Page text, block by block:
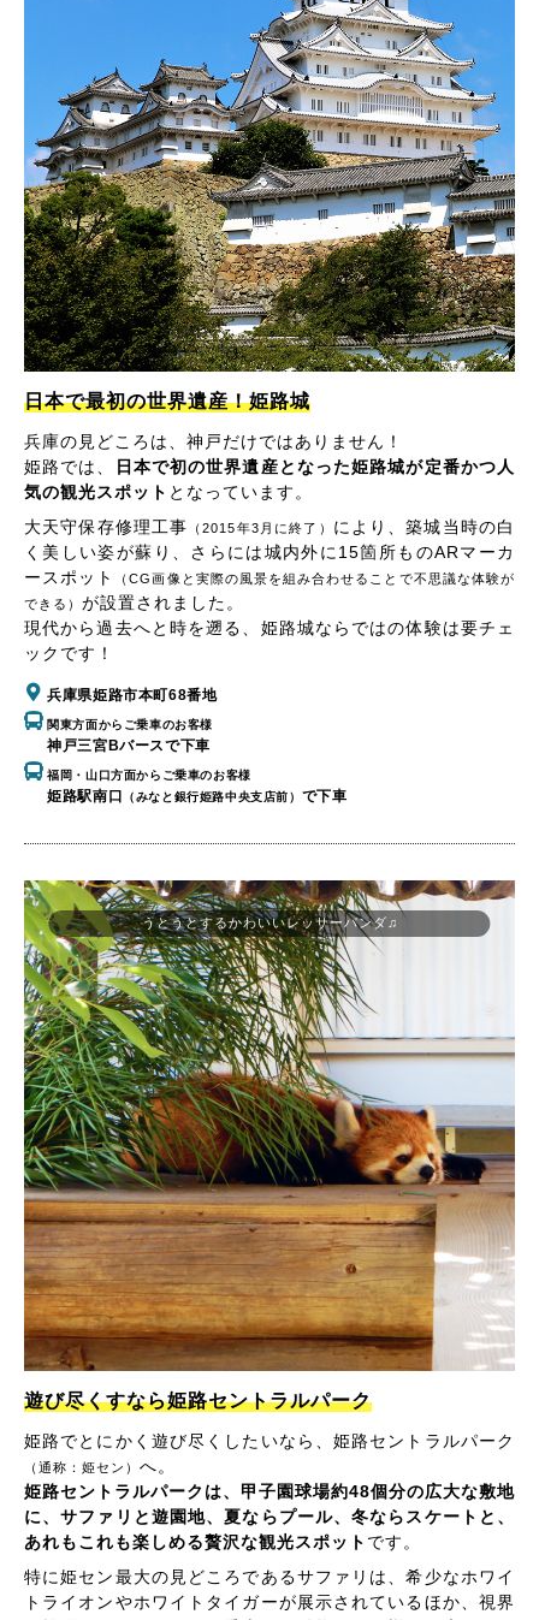
日本で最初の世界遺産！姫路城
兵庫の見どころは、神戸だけではありません！
姫路では、
日本で初の世界遺産となった姫路城が定番かつ人
気の観光スポット となっています。
大天守保存修理工事
（2015年3月に終了）
により、築城当時の白
く美しい姿が蘇り、さらには城内外に15箇所ものARマーカ
ースポット
（CG画像と実際の風景を組み合わせることで不思議な体験が
できる） が設置されました。
現代から過去へと時を遡る、姫路城ならではの体験は要チェ
ックです！
兵庫県姫路市本町68番地
関東方面からご乗車のお客様
神戸三宮Bバースで下車
福岡・山口方面からご乗車のお客様
姫路駅南口 （みなと銀行姫路中央支店前） で下車
遊び尽くすなら姫路セントラルパーク
姫路でとにかく遊び尽くしたいなら、姫路セントラルパーク
（通称：姫セン） へ。
姫路セントラルパークは、甲子園球場約48個分の広大な敷地
に、サファリと遊園地、夏ならプール、冬ならスケートと、
あれもこれも楽しめる贅沢な観光スポット です。
特に姫セン最大の見どころであるサファリは、希少なホワイ
トライオンやホワイトタイガーが展示されているほか、視界
うとうとするかわいいレッサーパンダ♫